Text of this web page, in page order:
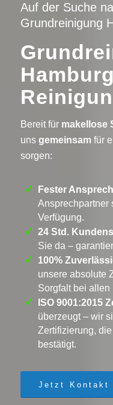
Auf der Suche
Grundreinigung
Hamburg
Bereit für makellose
uns gemeinsam für
sorgen:
Fester
Ansprechpartner
Verfügung.
24 Std.
Sie da –
100%
unsere absolute
Sorgfalt bei
ISO 9001:2015
überzeugt – wir
Zertifizierung,
bestätigt.
Jetzt Kontakt